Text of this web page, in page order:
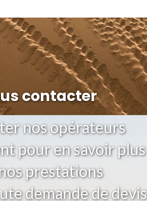
contacter
nos opérateurs
pour en savoir plus
prestations
demande de devis